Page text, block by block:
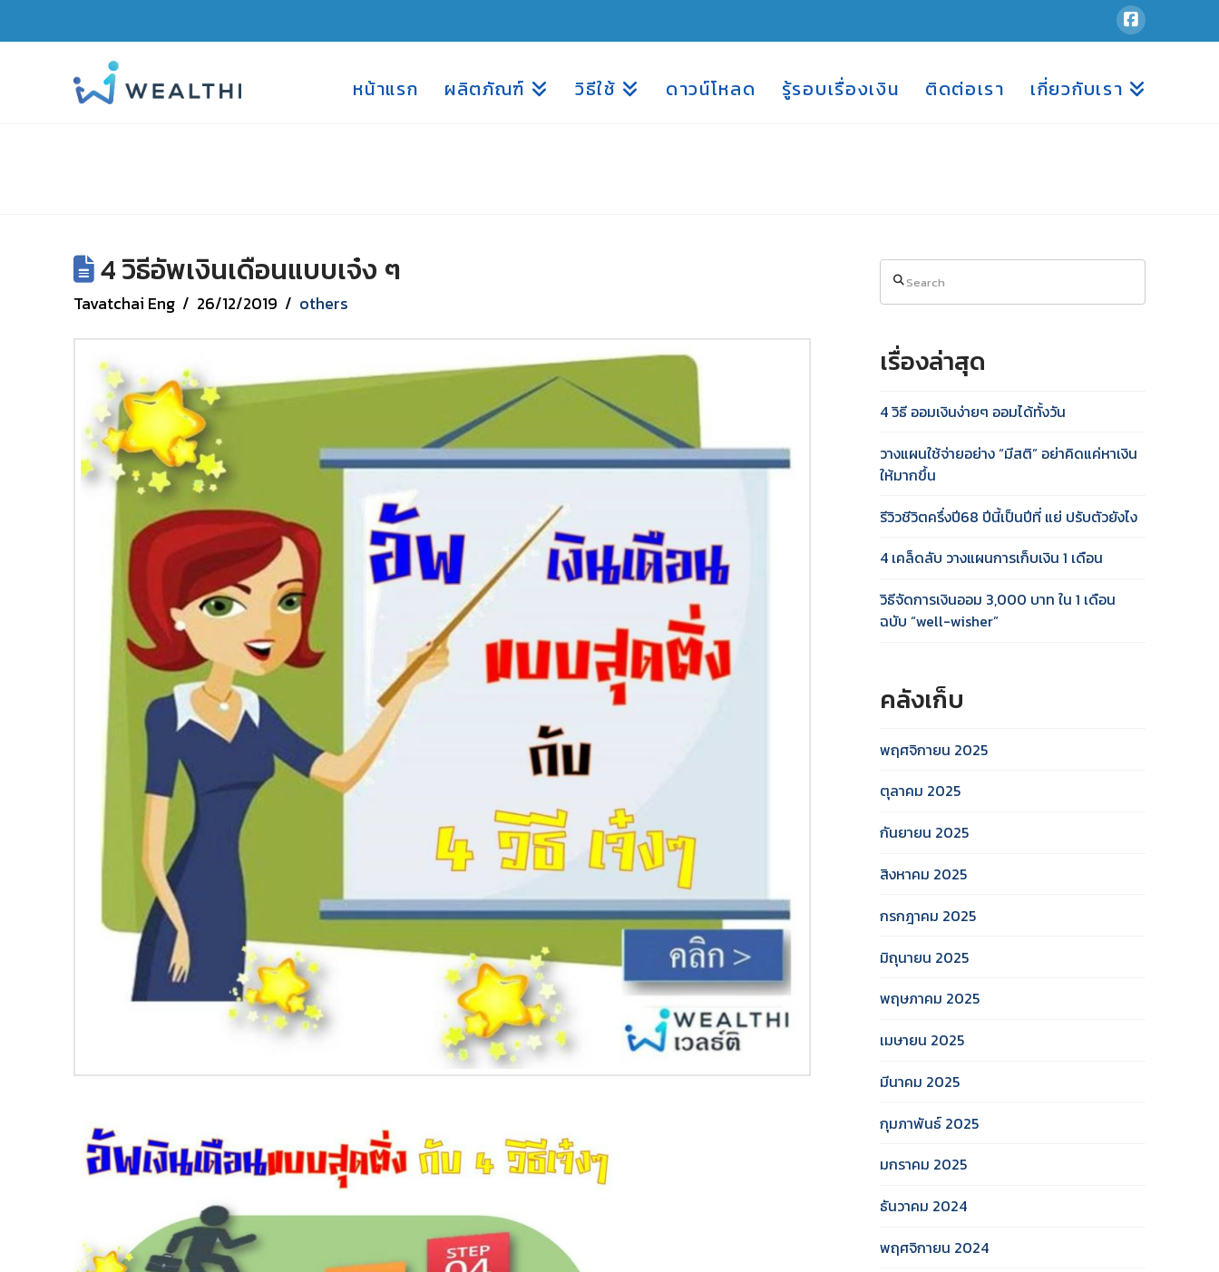
หน้าแรก ผลิตภัณฑ์ วิธีใช้ ดาวน์โหลด รู้รอบเรื่องเงิน ติดต่อเรา เกี่ยวกับเรา
4 วิธีอัพเงินเดือนแบบเจ๋ง ๆ
Tavatchai Eng 26/12/2019 others
Search
เรื่องล่าสุด
4 วิธี ออมเงินง่ายๆ ออมได้ทั้งวัน
วางแผนใช้จ่ายอย่าง “มีสติ” อย่าคิดแค่หาเงิน
ให้มากขึ้น
รีวิวชีวิตครึ่งปี68 ปีนี้เป็นปีที่ แย่ ปรับตัวยังไง
4 เคล็ดลับ วางแผนการเก็บเงิน 1 เดือน
วิธีจัดการเงินออม 3,000 บาท ใน 1 เดือน
ฉบับ “well-wisher”
คลังเก็บ
พฤศจิกายน 2025
ตุลาคม 2025
กันยายน 2025
สิงหาคม 2025
กรกฎาคม 2025
มิถุนายน 2025
พฤษภาคม 2025
เมษายน 2025
มีนาคม 2025
กุมภาพันธ์ 2025
มกราคม 2025
ธันวาคม 2024
พฤศจิกายน 2024